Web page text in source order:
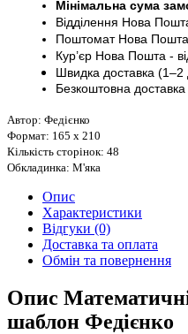
Мінімальна сума
Відділення Нова
ПоштоматНова Пошта
Кур’єр Нова Пошта -
Швидка доставка (1–2
Безкоштовна доставка
Автор: Федієнко
Формат: 165 х 210
Кількість сторінок: 48
Обкладинка: М'яка
Опис
Характеристики
Відгуки (0)
Доставка та оплата
Обмін та повернення
Опис
шаблон Федієнко